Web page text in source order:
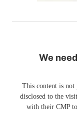
We
This content is not
disclosed to the
with their CMP